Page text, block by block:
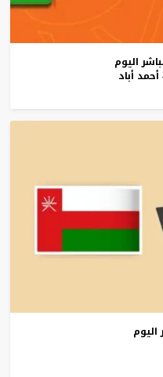
اليوم
أحمد أباد
اليوم